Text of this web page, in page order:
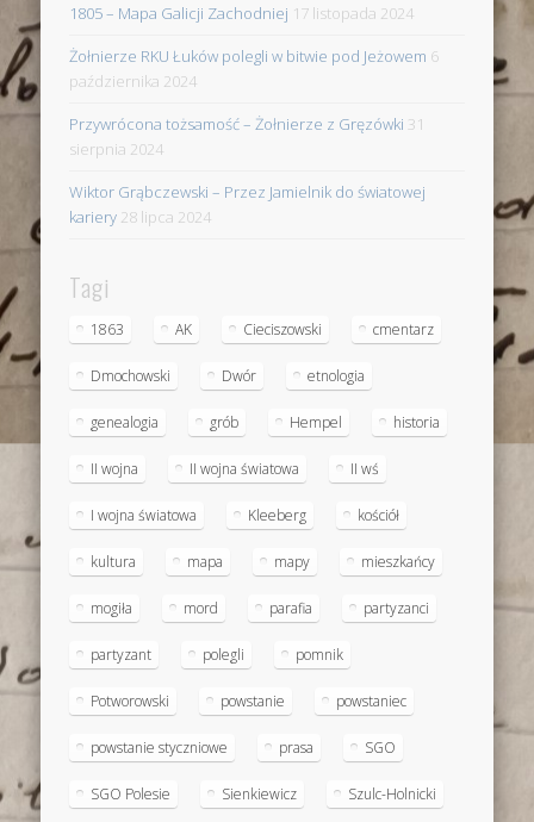
1805 – Mapa Galicji Zachodniej 17 listopada 2024
Żołnierze RKU Łuków polegli w bitwie pod Jeżowem 6
października 2024
Przywrócona tożsamość – Żołnierze z Gręzówki 31
sierpnia 2024
Wiktor Grąbczewski – Przez Jamielnik do światowej
kariery 28 lipca 2024
Tagi
1863 AK Cieciszowski cmentarz
Dmochowski Dwór etnologia
genealogia grób Hempel historia
II wojna II wojna światowa II wś
I wojna światowa Kleeberg kościół
kultura mapa mapy mieszkańcy
mogiła mord parafia partyzanci
partyzant polegli pomnik
Potworowski powstanie powstaniec
powstanie styczniowe prasa SGO
SGO Polesie Sienkiewicz Szulc-Holnicki